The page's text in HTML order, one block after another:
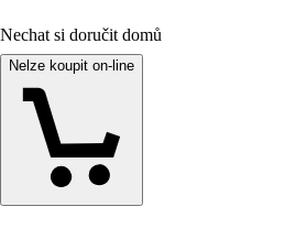
Nechat si doručit domů
Nelze koupit on-line